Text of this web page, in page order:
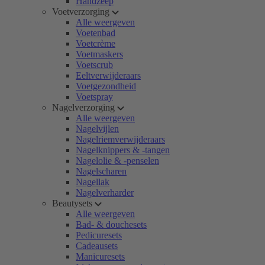
Voetverzorging
Alle weergeven
Voetenbad
Voetcrème
Voetmaskers
Voetscrub
Eeltverwijderaars
Voetgezondheid
Voetspray
Nagelverzorging
Alle weergeven
Nagelvijlen
Nagelriemverwijderaars
Nagelknippers & -tangen
Nagelolie & -penselen
Nagelscharen
Nagellak
Nagelverharder
Beautysets
Alle weergeven
Bad- & douchesets
Pedicuresets
Cadeausets
Manicuresets